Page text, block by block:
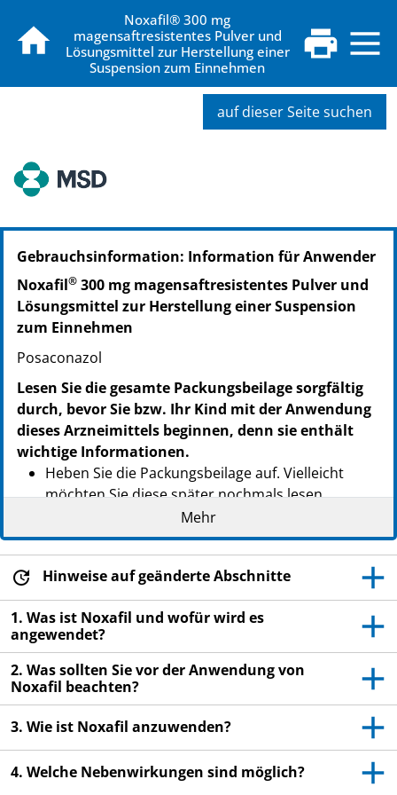
Noxafil® 300 mg
magensaftresistentes Pulver und
Lösungsmittel zur Herstellung einer
Suspension zum Einnehmen
auf dieser Seite suchen
PZN: 00834426
PPN: 110083442650
Gebrauchsinformation: Information für Anwender
Noxafil® 300 mg magensaftresistentes Pulver und
Lösungsmittel zur Herstellung einer Suspension
zum Einnehmen
Posaconazol
Lesen Sie die gesamte Packungsbeilage sorgfältig
durch, bevor Sie bzw. Ihr Kind mit der Anwendung
dieses Arzneimittels beginnen, denn sie enthält
wichtige Informationen.
Heben Sie die Packungsbeilage auf. Vielleicht
möchten Sie diese später nochmals lesen.
Wenn Sie weitere Fragen haben, wenden Sie sich
an Ihren Arzt, Apotheker oder das medizinische
Fachpersonal.
Dieses Arzneimittel wurde Ihnen oder Ihrem Kind
persönlich verschrieben. Geben Sie es nicht an
Dritte weiter. Es kann anderen Menschen
schaden, auch wenn diese die gleichen
Beschwerden haben wie Sie.
Wenn Sie Nebenwirkungen bemerken, wenden Sie
sich an Ihren Arzt, Apotheker oder das
medizinische Fachpersonal. Dies gilt auch für
Nebenwirkungen, die nicht in dieser
Mehr
Hinweise auf geänderte Abschnitte
1. Was ist Noxafil und wofür wird es
angewendet?
2. Was sollten Sie vor der Anwendung von
Noxafil beachten?
3. Wie ist Noxafil anzuwenden?
4. Welche Nebenwirkungen sind möglich?